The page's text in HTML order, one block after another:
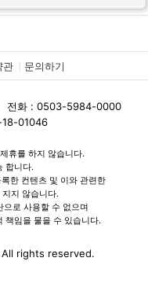
관 문의하기
전화 : 0503-5984-0000
01046
휴를 하지 않습니다.
합니다.
한 컨텐츠 및 이와 관련한
지 않습니다.
으로 사용할 수 없으며
책임을 물을 수 있습니다.
All rights reserved.